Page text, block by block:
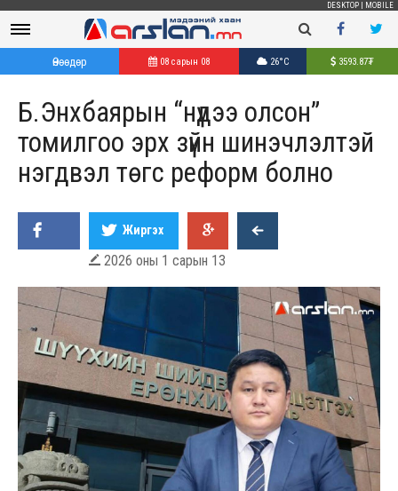
DESKTOP MOBILE
Өнөөдөр 08 сарын 08 26°C 3593.87₮
Б.Энхбаярын “нүдээ олсон”
томилгоо эрх зүйн шинэчлэлтэй
нэгдвэл төгс реформ болно
Жиргэх
 2026 оны 1 сарын 13